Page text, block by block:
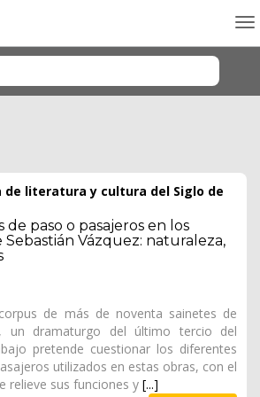
de literatura y cultura del Siglo de
de paso o pasajeros en los
Sebastián Vázquez: naturaleza,
de más de noventa sainetes de
un dramaturgo del último tercio del
pretende cuestionar los diferentes
utilizados en estas obras, con el
relieve sus funciones y [...]